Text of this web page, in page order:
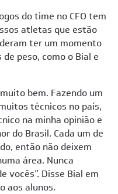
do time no CFO tem
atletas que estão
ter um momento
peso, como o Bial e
bem. Fazendo um
técnicos no país,
na minha opinião e
do Brasil. Cada um de
então não deixem
área. Nunca
vocês”. Disse Bial em
aos alunos.